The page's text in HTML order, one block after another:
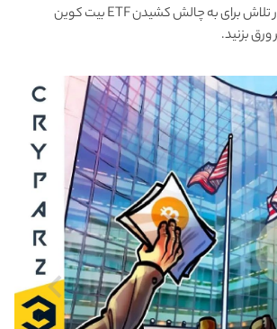
بزنید.